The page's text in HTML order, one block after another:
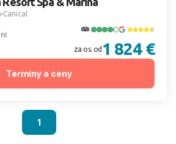
Canical
za os. od 1 824 €
Termíny a ceny
1